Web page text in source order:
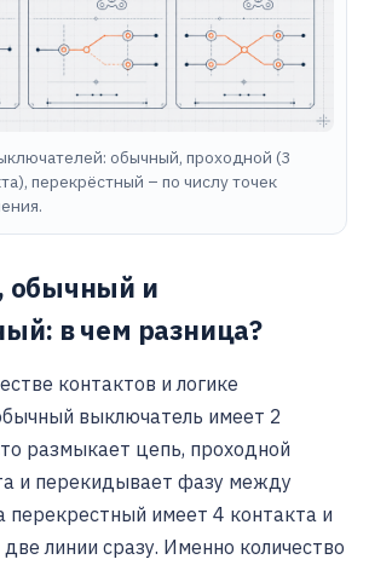
обычный, проходной (3
перекрёстный – по числу точек
обычный и
в чем разница?
контактов и логике
выключатель имеет 2
размыкает цепь, проходной
и перекидывает фазу между
перекрестный имеет 4 контакта и
линии сразу. Именно количество